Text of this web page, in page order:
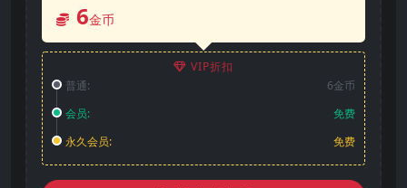
6金币
VIP折扣
普通:
6金币
会员:
免费
永久会员:
免费